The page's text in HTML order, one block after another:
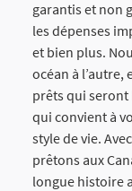
garantis et non
les dépenses
et bien plus.
océan à l’autre,
prêts qui seront
qui convient à
style de vie.
prêtons aux
longue histoire